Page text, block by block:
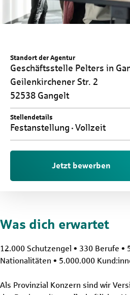
Standort der Agentur
Geschäftsstelle Pelters in
Geilenkirchener Str. 2
52538 Gangelt
Stellendetails
Festanstellung Vollzeit
Jetzt bewerben
Was dich erwartet
12.000 Schutzengel • 330 Berufe •
Nationalitäten • 5.000.000
Als Provinzial Konzern sind wir